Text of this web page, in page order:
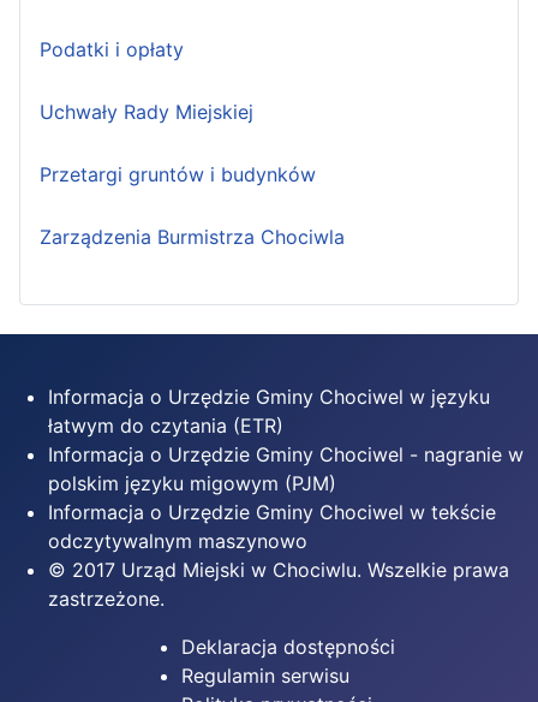
Podatki i opłaty
Uchwały Rady Miejskiej
Przetargi gruntów i budynków
Zarządzenia Burmistrza Chociwla
Informacja o Urzędzie Gminy Chociwel w języku
łatwym do czytania (ETR)
Informacja o Urzędzie Gminy Chociwel - nagranie w
polskim języku migowym (PJM)
Informacja o Urzędzie Gminy Chociwel w tekście
odczytywalnym maszynowo
© 2017 Urząd Miejski w Chociwlu. Wszelkie prawa
zastrzeżone.
Deklaracja dostępności
Regulamin serwisu